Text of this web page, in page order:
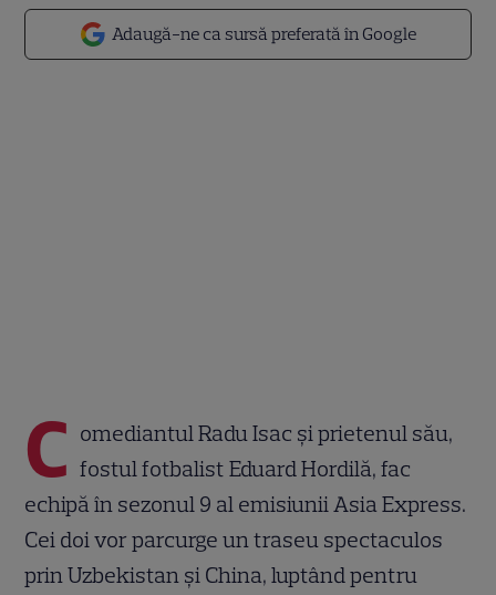
Adaugă-ne ca sursă preferată în Google
C omediantul Radu Isac și prietenul său,
fostul fotbalist Eduard Hordilă, fac
echipă în sezonul 9 al emisiunii Asia Express.
Cei doi vor parcurge un traseu spectaculos
prin Uzbekistan și China, luptând pentru